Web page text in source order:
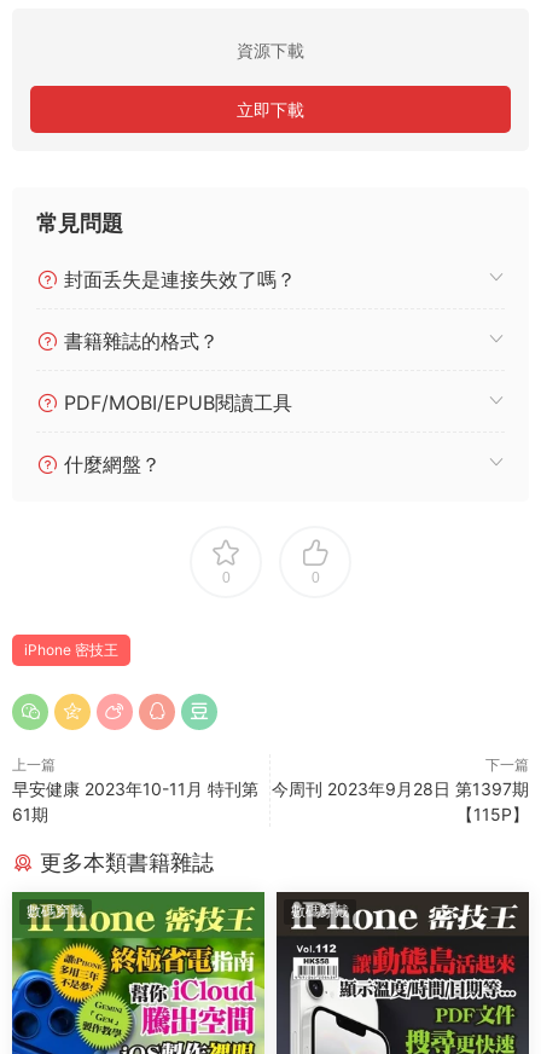
資源下載
立即下載
常見問題
封面丢失是連接失效了嗎？
書籍雜誌的格式？
PDF/MOBI/EPUB閱讀工具
什麼網盤？
0 0
iPhone 密技王
上一篇
早安健康 2023年10-11月 特刊第
61期
下一篇
今周刊 2023年9月28日 第1397期
【115P】
更多本類書籍雜誌
數碼穿戴 數碼穿戴